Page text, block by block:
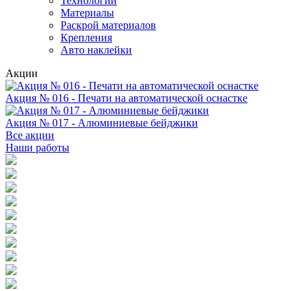
Материалы
Раскрой материалов
Крепления
Авто наклейки
Акции
Акция № 016 - Печати на автоматической оснастке
Акция № 017 - Алюминиевые бейджики
Все акции
Наши работы